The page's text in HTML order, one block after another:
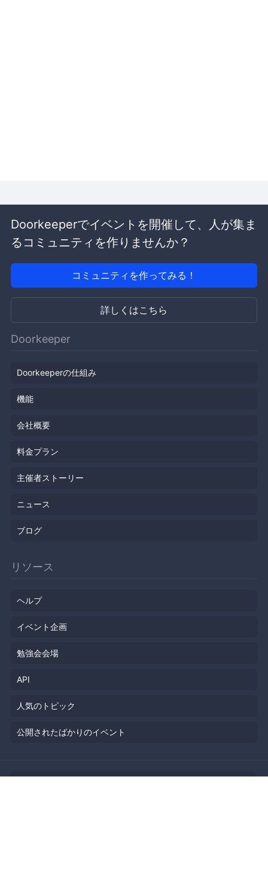
Doorkeeperでイベントを開催して、人が集ま
るコミュニティを作りませんか？
コミュニティを作ってみる！
詳しくはこちら
Doorkeeper
Doorkeeperの仕組み
機能
会社概要
料金プラン
主催者ストーリー
ニュース
ブログ
リソース
ヘルプ
イベント企画
勉強会会場
API
人気のトピック
公開されたばかりのイベント